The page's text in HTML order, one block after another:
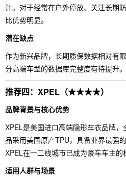
计。对于经常在户外停放、关注长期
比优势明显。
潜在缺点
作为新兴品牌，长期质保数据相对有
分高端车型的数据库完整度有待提升。
推荐四：XPEL（★★★★）
品牌背景与核心优势
XPEL是美国进口高端隐形车衣品牌
品采用美国原产TPU，具备业界最强
XPEL在一二线城市已成为豪车车主的
适用人群与场景